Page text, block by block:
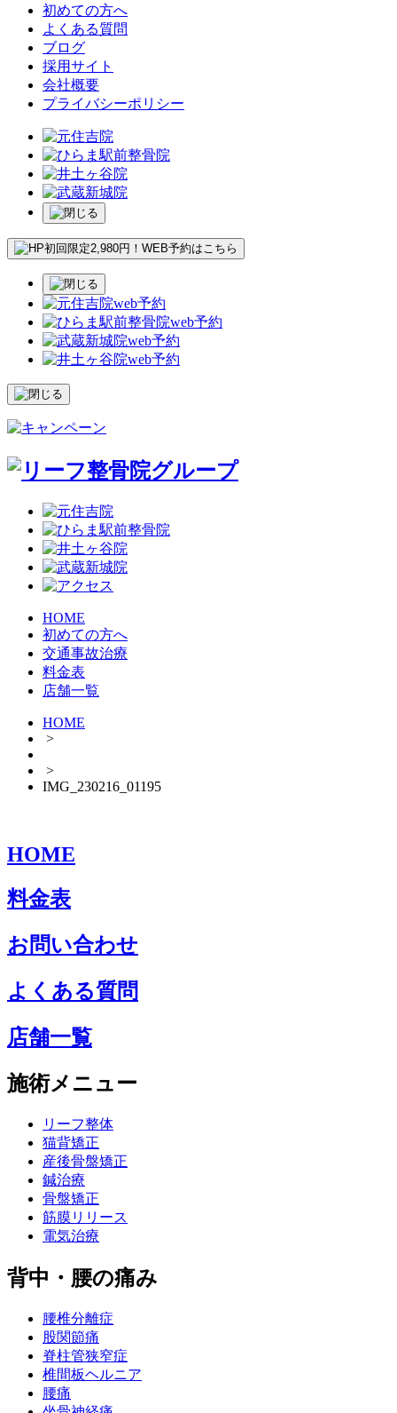
初めての方へ
よくある質問
ブログ
採用サイト
会社概要
プライバシーポリシー
HOME
初めての方へ
交通事故治療
料金表
店舗一覧
HOME
>
>
IMG_230216_01195
HOME
料金表
お問い合わせ
よくある質問
店舗一覧
施術メニュー
リーフ整体
猫背矯正
産後骨盤矯正
鍼治療
骨盤矯正
筋膜リリース
電気治療
背中・腰の痛み
腰椎分離症
股関節痛
脊柱管狭窄症
椎間板ヘルニア
腰痛